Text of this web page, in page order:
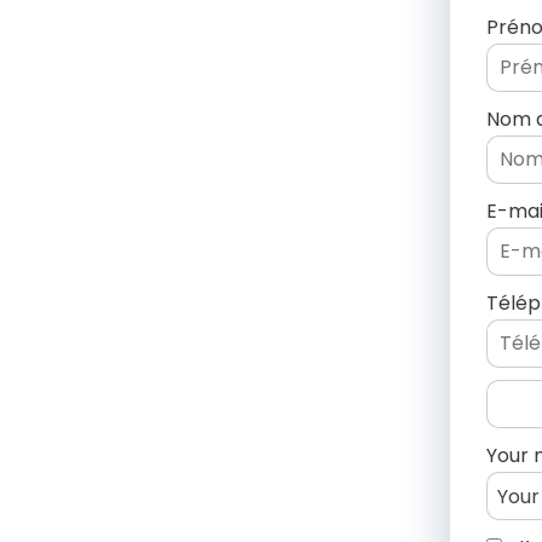
Nom
E-
Your